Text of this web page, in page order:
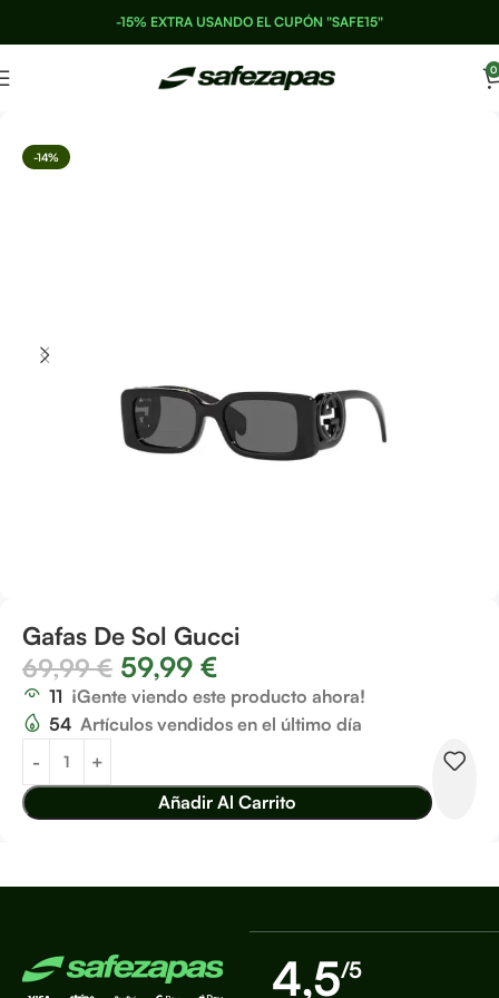
-15% EXTRA USANDO EL CUPÓN "SAFE15"
0
-14%
Gafas De Sol Gucci
69,99€ 59,99 €
11 ¡Gente viendo este producto ahora!
54 Artículos vendidos en el último día
Añadir Al Carrito
4,5/5